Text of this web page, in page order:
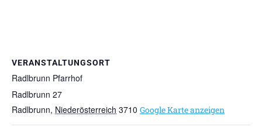
VERANSTALTUNGSORT
Radlbrunn Pfarrhof
Radlbrunn 27
Radlbrunn, Niederösterreich 3710 Google Karte anzeigen